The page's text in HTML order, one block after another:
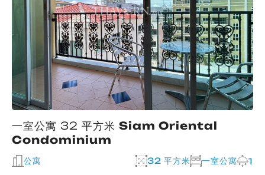
一室公寓 32 平方米 Siam Oriental
Condominium
公寓 32 平方米 一室公寓 1